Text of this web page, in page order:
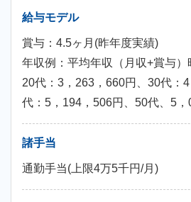
給与モデル
賞与：4.5ヶ月(昨年度実績)
年収例：平均年収（月収+賞与）
20代：3，263，660円、30代：
代：5，194，506円、50代、5，
諸手当
通勤手当(上限4万5千円/月)